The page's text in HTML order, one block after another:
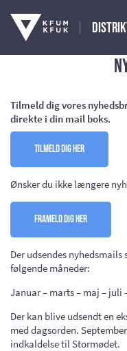
Tilmeld dig vores
direkte i din mail boks.
Tilmeld dig her
Ønsker du ikke længere
Frameld dig her
Der udsendes
følgende måneder:
Januar – marts – maj – juli
Der kan blive udsendt en
med dagsorden.
indkaldelse til Stormødet.